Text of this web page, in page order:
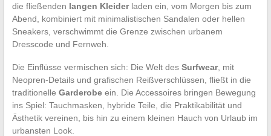
die fließenden langen Kleiderladen ein, vom Morgen bis zum
Abend, kombiniert mit minimalistischen Sandalen oder hellen
Sneakers, verschwimmt die Grenze zwischen urbanem
Dresscode und Fernweh.
Die Einflüsse vermischen sich: Die Welt des Surfwear, mit
Neopren-Details und grafischen Reißverschlüssen, fließt in die
traditionelle Garderobeein. Die Accessoires bringen Bewegung
ins Spiel: Tauchmasken, hybride Teile, die Praktikabilität und
Ästhetik vereinen, bis hin zu einem kleinen Hauch von Urlaub im
urbansten Look.